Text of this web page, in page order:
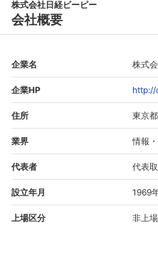
株式会社日経ビーピー
会社概要
企業名 株式
企業HP http://
住所 東京
業界 情報
代表者 代表
設立年月 1969
上場区分 非上場